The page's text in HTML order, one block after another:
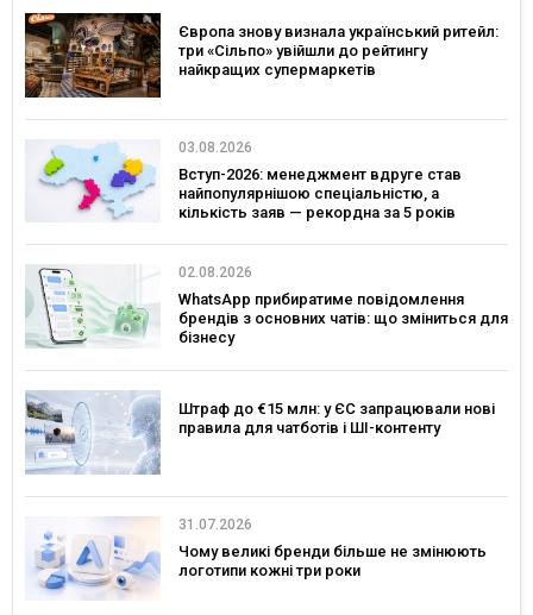
Європа знову визнала український ритейл:
три «Сільпо» увійшли до рейтингу
найкращих супермаркетів
03.08.2026
Вступ-2026: менеджмент вдруге став
найпопулярнішою спеціальністю, а
кількість заяв — рекордна за 5 років
02.08.2026
WhatsApp прибиратиме повідомлення
брендів з основних чатів: що зміниться для
бізнесу
Штраф до €15 млн: у ЄС запрацювали нові
правила для чатботів і ШІ-контенту
31.07.2026
Чому великі бренди більше не змінюють
логотипи кожні три роки